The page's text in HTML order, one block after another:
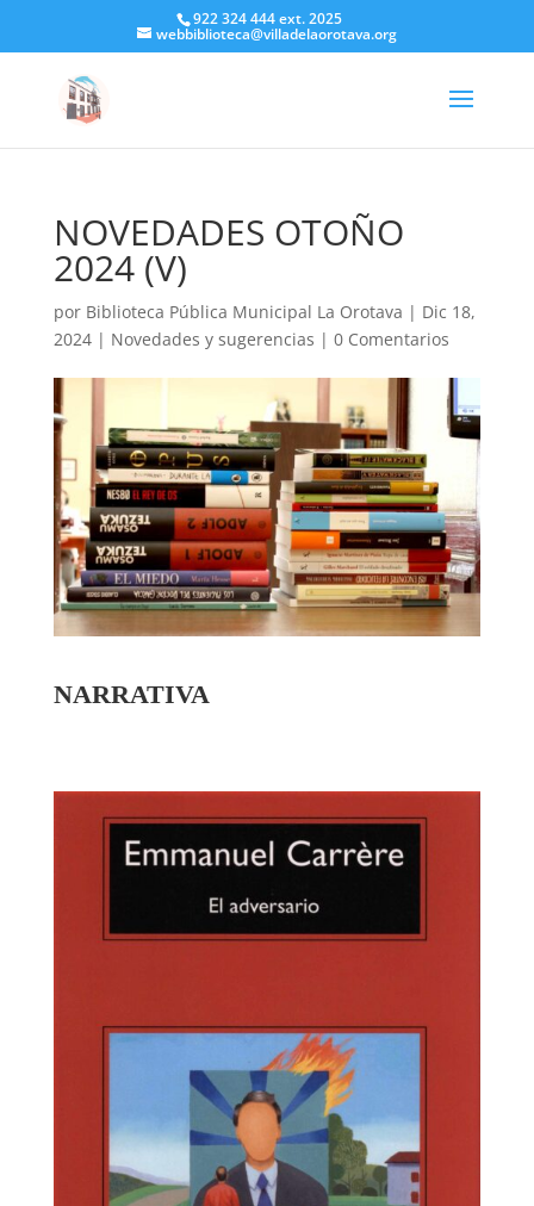
922 324 444 ext. 2025
webbiblioteca@villadelaorotava.org
NOVEDADES OTOÑO
2024 (V)
por Biblioteca Pública Municipal La Orotava | Dic 18,
2024| Novedades y sugerencias | 0 Comentarios
NARRATIVA